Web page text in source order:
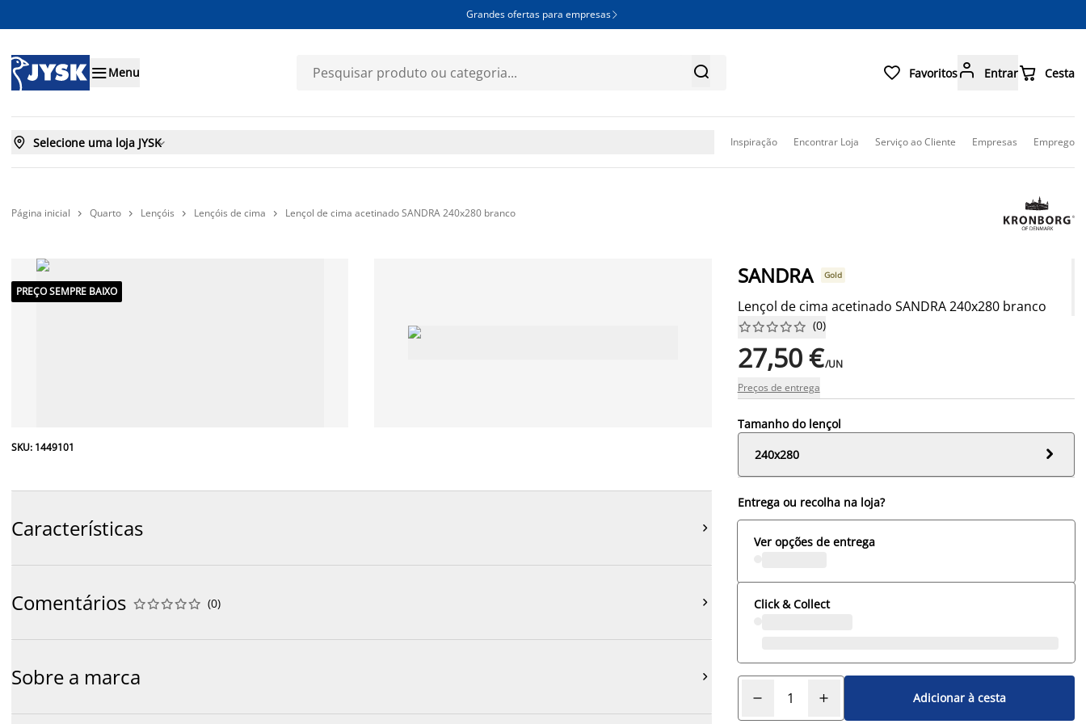
Grandes ofertas para empresas 
Menu   Favoritos Entrar Cesta
 Selecione uma loja JYSK Inspiração Encontrar Loja Serviço ao Cliente Empresas Emprego
Página inicial  Quarto  Lençóis  Lençóis de cima  Lençol de cima acetinado SANDRA 240x280 branco
PREÇO SEMPRE BAIXO
SKU: 1449101
Características 
Comentários 




 (0) 
Sobre a marca 
SANDRA Gold
Lençol de cima acetinado SANDRA 240x280 branco





 (0)
27,50 €/UN
Preços de entrega
Tamanho do lençol
240x280

Entrega ou recolha na loja?
Ver opções de entrega
Click & Collect
Adicionar à cesta